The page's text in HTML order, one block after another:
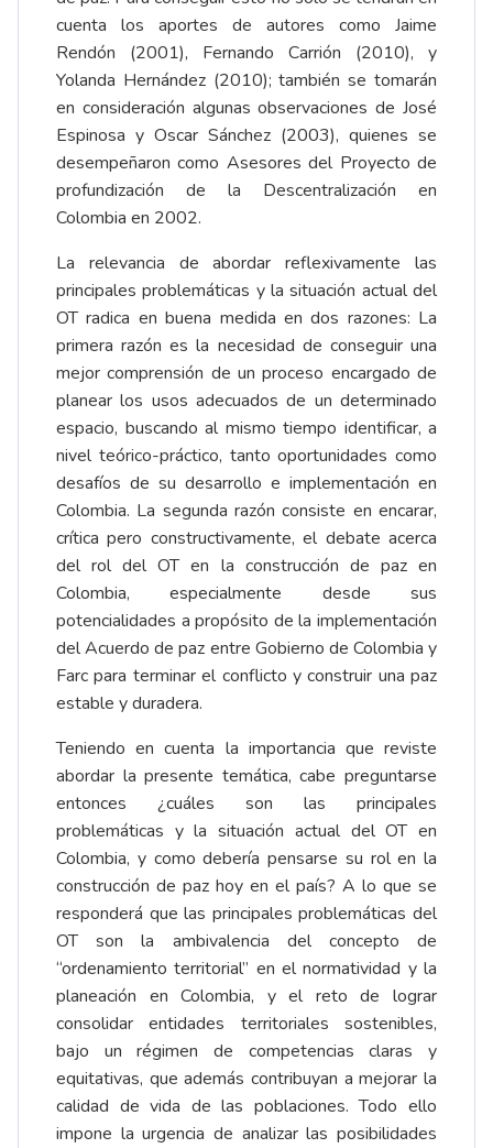
cuenta los aportes de autores como Jaime
Rendón (2001), Fernando Carrión (2010), y
Yolanda Hernández (2010); también se tomarán
en consideración algunas observaciones de José
Espinosa y Oscar Sánchez (2003), quienes se
desempeñaron como Asesores del Proyecto de
profundización de la Descentralización en
Colombia en 2002.
La relevancia de abordar reflexivamente las
principales problemáticas y la situación actual del
OT radica en buena medida en dos razones: La
primera razón es la necesidad de conseguir una
mejor comprensión de un proceso encargado de
planear los usos adecuados de un determinado
espacio, buscando al mismo tiempo identificar, a
nivel teórico-práctico, tanto oportunidades como
desafíos de su desarrollo e implementación en
Colombia. La segunda razón consiste en encarar,
crítica pero constructivamente, el debate acerca
del rol del OT en la construcción de paz en
Colombia, especialmente desde sus
potencialidades a propósito de la implementación
del Acuerdo de paz entre Gobierno de Colombia y
Farc para terminar el conflicto y construir una paz
estable y duradera.
Teniendo en cuenta la importancia que reviste
abordar la presente temática, cabe preguntarse
entonces ¿cuáles son las principales
problemáticas y la situación actual del OT en
Colombia, y como debería pensarse su rol en la
construcción de paz hoy en el país? A lo que se
responderá que las principales problemáticas del
OT son la ambivalencia del concepto de
“ordenamiento territorial” en el normatividad y la
planeación en Colombia, y el reto de lograr
consolidar entidades territoriales sostenibles,
bajo un régimen de competencias claras y
equitativas, que además contribuyan a mejorar la
calidad de vida de las poblaciones. Todo ello
impone la urgencia de analizar las posibilidades